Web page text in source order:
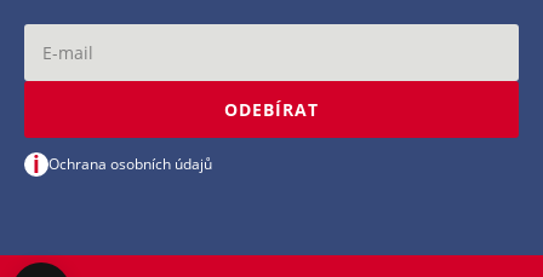
ODEBÍRAT
i Ochrana osobních údajů